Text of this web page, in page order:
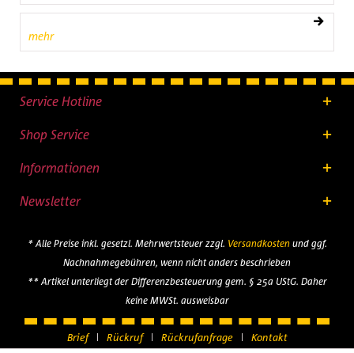
mehr
Service Hotline
Shop Service
Informationen
Newsletter
* Alle Preise inkl. gesetzl. Mehrwertsteuer zzgl. Versandkostenund ggf.
Nachnahmegebühren, wenn nicht anders beschrieben
** Artikel unterliegt der Differenzbesteuerung gem. § 25a UStG. Daher
keine MWSt. ausweisbar
Brief Rückruf Rückrufanfrage Kontakt